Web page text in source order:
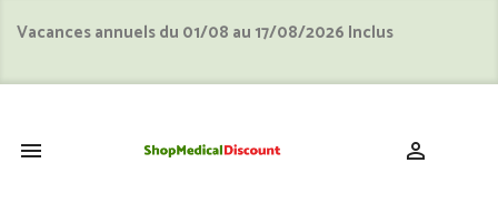
Vacances annuels du 01/08 au 17/08/2026 Inclus
 